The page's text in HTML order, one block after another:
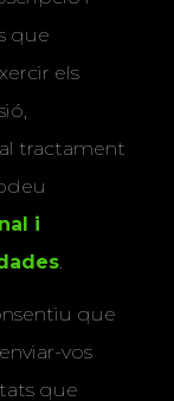
que
els
tractament
i
.
que
vos
que